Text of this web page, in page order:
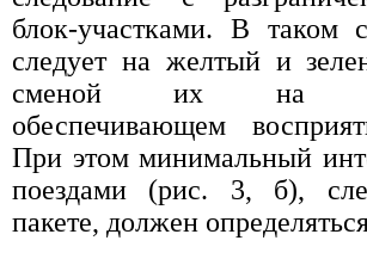
блок-участками. В таком
следует на желтый и
сменой их на
обеспечивающем
При этом минимальный
поездами (рис. 3, б),
пакете, должен